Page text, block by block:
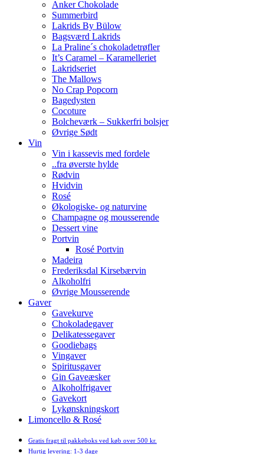
Anker Chokolade
Summerbird
Lakrids By Bülow
Bagsværd Lakrids
La Praline´s chokoladetrøfler
It’s Caramel – Karamelleriet
Lakridseriet
The Mallows
No Crap Popcorn
Bagedysten
Cocoture
Bolcheværk – Sukkerfri bolsjer
Øvrige Sødt
Vin
Vin i kassevis med fordele
..fra øverste hylde
Rødvin
Hvidvin
Rosé
Økologiske- og naturvine
Champagne og mousserende
Dessert vine
Portvin
Rosé Portvin
Madeira
Frederiksdal Kirsebærvin
Alkoholfri
Øvrige Mousserende
Gaver
Gavekurve
Chokoladegaver
Delikatessegaver
Goodiebags
Vingaver
Spiritusgaver
Gin Gaveæsker
Alkoholfrigaver
Gavekort
Lykønskningskort
Limoncello & Rosé
Gratis fragt til pakkeboks ved køb over 500 kr.
Hurtig levering: 1-3 dage